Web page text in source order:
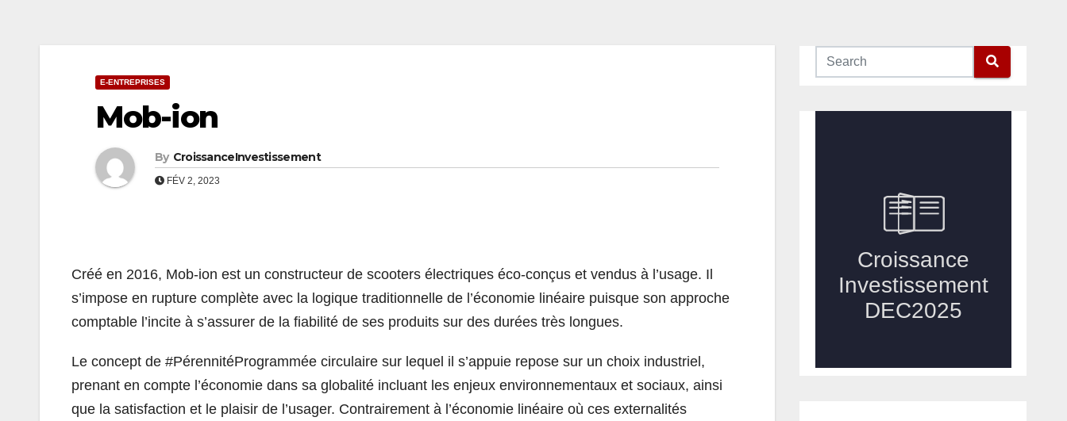
E-ENTREPRISES
Mob-ion
By CroissanceInvestissement
FÉV 2, 2023
Créé en 2016, Mob-ion est un constructeur de scooters électriques éco-conçus et vendus à l’usage. Il
s’impose en rupture complète avec la logique traditionnelle de l’économie linéaire puisque son approche
comptable l’incite à s’assurer de la fiabilité de ses produits sur des durées très longues.
Le concept de #PérennitéProgrammée circulaire sur lequel il s’appuie repose sur un choix industriel,
prenant en compte l’économie dans sa globalité incluant les enjeux environnementaux et sociaux, ainsi
que la satisfaction et le plaisir de l’usager. Contrairement à l’économie linéaire où ces externalités